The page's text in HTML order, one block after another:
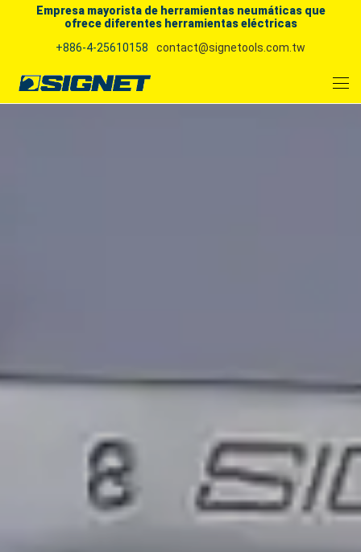
Empresa mayorista de herramientas neumáticas que
ofrece diferentes herramientas eléctricas
+886-4-25610158
contact@signetools.com.tw